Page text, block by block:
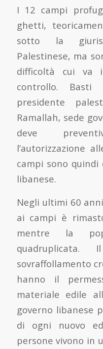
I 12 campi
ghetti,
sotto la
Palestinese, ma
difficoltà cui va
controllo.
presidente
Ramallah, sede
deve
l’autorizzazione
campi sono quindi
libanese.
Negli ultimi 60
ai campi è
mentre la
sovraffollamento
hanno il
materiale edile
governo libanese
di ogni nuovo
persone vivono in